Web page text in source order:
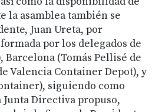
la asamblea también se
Juan Ureta, por
por los delegados de
Barcelona (Tomás Pellisé de
Valencia Container Depot), y
siguiendo como
Directiva propuso,